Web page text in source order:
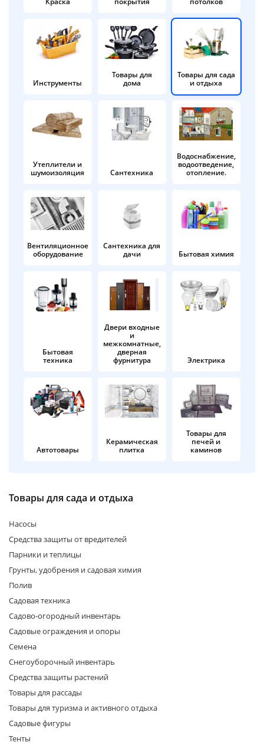
Инструменты
Товары для
дома
Товары для сада
и отдыха
Утеплители и
шумоизоляция
Сантехника
Водоснабжение,
водоотведение,
отопление.
Вентиляционное
оборудование
Сантехника для
дачи
Бытовая химия
Бытовая
техника
Двери входные
и
межкомнатные,
дверная
фурнитура
Электрика
Автотовары
Керамическая
плитка
Товары для
печей и
каминов
Товары для сада и отдыха
Насосы
Средства защиты от вредителей
Парники и теплицы
Грунты, удобрения и садовая химия
Полив
Садовая техника
Садово-огородный инвентарь
Садовые ограждения и опоры
Семена
Снегоуборочный инвентарь
Средства защиты растений
Товары для рассады
Товары для туризма и активного отдыха
Садовые фигуры
Тенты
в корзину
Оплачивайте сегодня только
25% картой любого банка
Получайте товар
выбранный способом
Оставшиеся
% будут
по25%каждые 2 недели
Подробнее
об оплате Плайтом
раз в 2
недели
Остались вопросы?
8 800 302-02-51
plait.ru